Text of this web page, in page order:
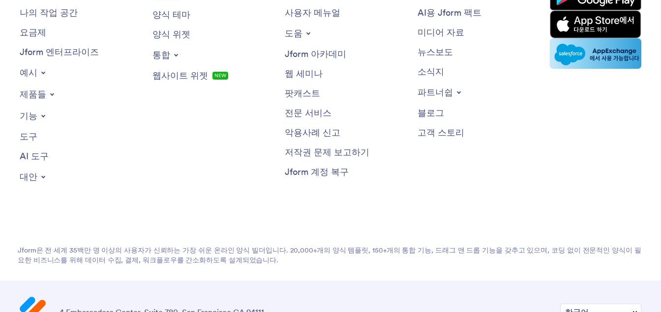
나의 작업 공간
요금제
Jform 엔터프라이즈
예시
제품들
기능
도구
AI 도구
대안
양식 테마
양식 위젯
통합
웹사이트 위젯
NEW
사용자 메뉴얼
도움
Jform 아카데미
웹 세미나
팟캐스트
전문 서비스
악용사례 신고
저작권 문제 보고하기
Jform 계정 복구
AI용 Jform 팩트
미디어 자료
뉴스보도
소식지
파트너쉽
블로그
고객 스토리
Jform은 전 세계 35백만 명 이상의 사용자가 신뢰하는 가장 쉬운 온라인 양식 빌더입니다. 20,000+개의 양식 템플릿, 150+개의 통합 기능, 드래그 앤 드롭 기능을 갖추고 있으며, 코딩 없이 전문적인 양식이 필
요한 비즈니스를 위해 데이터 수집, 결제, 워크플로우를 간소화하도록 설계되었습니다.